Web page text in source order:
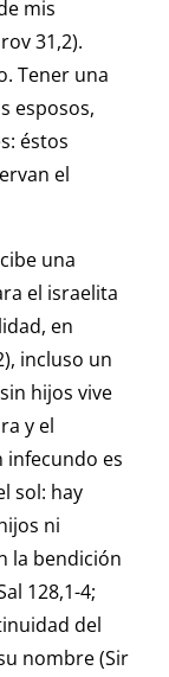
mis
31,2).
Tener una
esposos,
éstos
el
una
el israelita
en
incluso un
hijos vive
y el
infecundo es
sol: hay
ni
la bendición
128,1-4;
del
nombre (Sir